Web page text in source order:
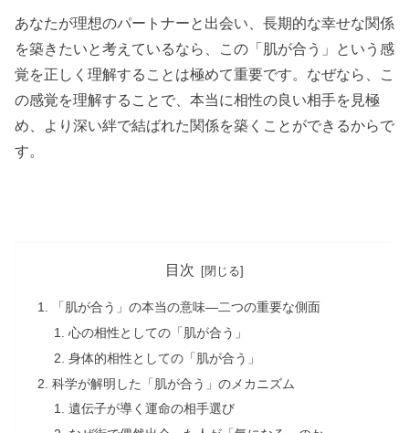
あなたが理想のパートナーと出会い、長期的な幸せな関係
を築きたいと考えているなら、この「肌が合う」という感
覚を正しく理解することは極めて重要です。なぜなら、こ
の感覚を理解することで、本当に相性の良い相手を見極
め、より深い絆で結ばれた関係を築くことができるからで
す。
目次
「肌が合う」の本当の意味—二つの重要な側面
心の相性としての「肌が合う」
身体的相性としての「肌が合う」
科学が解明した「肌が合う」のメカニズム
遺伝子が導く運命の相手選び